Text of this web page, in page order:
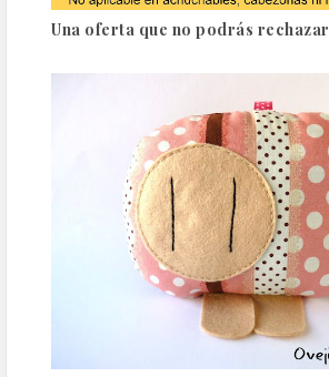
Una oferta que no podrás rechazar